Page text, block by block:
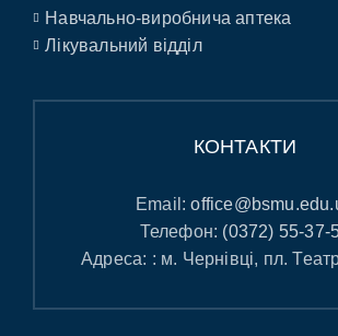
Навчально-виробнича аптека
Лікувальний відділ
КОНТАКТИ
Email:
Телефон: (0372) 55-37-
Адреса: : м. Чернівці, пл.